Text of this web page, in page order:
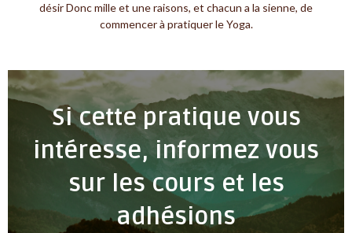
désir Donc mille et une raisons, et chacun a la sienne, de
commencer à pratiquer le Yoga.
Si cette pratique vous
intéresse, informez vous
sur les cours et les
adhésions